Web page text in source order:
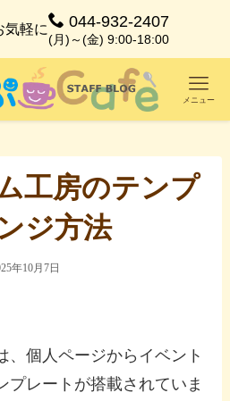
気軽に 044-932-2407
(月)～(金) 9:00-18:00
メニュー
工房のテンプ
ジ方法
年10月7日
、個人ページからイベント
プレートが搭載されていま